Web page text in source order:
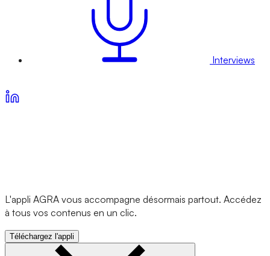
Interviews
L'appli AGRA vous accompagne désormais partout. Accédez
à tous vos contenus en un clic.
Téléchargez l'appli